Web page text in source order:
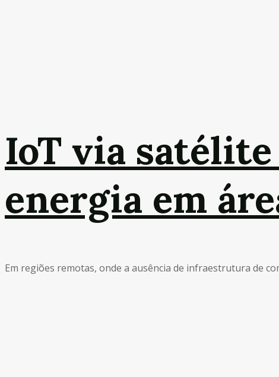
IoT via
energia em
Em regiões remotas, onde a ausência de infraestrutura de